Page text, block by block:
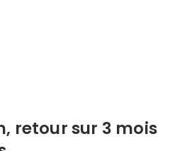
retour sur 3 mois